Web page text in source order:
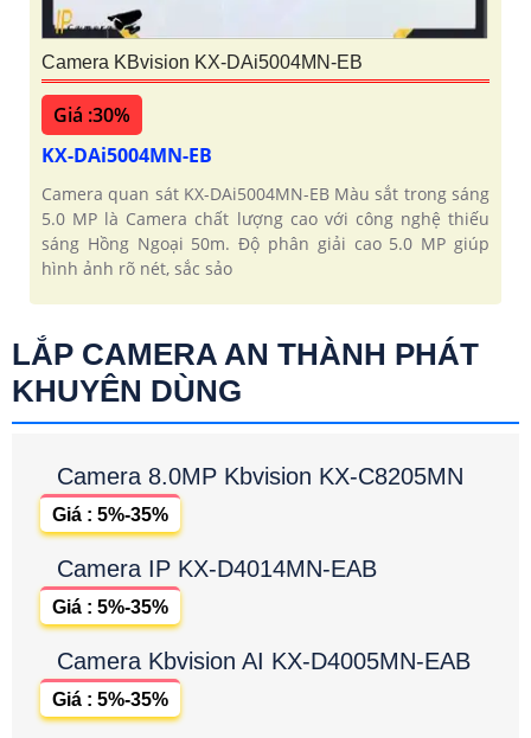
Camera KBvision KX-DAi5004MN-EB
Giá :30%
KX-DAi5004MN-EB
Camera quan sát KX-DAi5004MN-EB Màu sắt trong sáng
5.0 MP là Camera chất lượng cao với công nghệ thiếu
sáng Hồng Ngoại 50m. Độ phân giải cao 5.0 MP giúp
hình ảnh rõ nét, sắc sảo
LẮP CAMERA AN THÀNH PHÁT
KHUYÊN DÙNG
Camera 8.0MP Kbvision KX-C8205MN
Giá : 5%-35%
Camera IP KX-D4014MN-EAB
Giá : 5%-35%
Camera Kbvision AI KX-D4005MN-EAB
Giá : 5%-35%